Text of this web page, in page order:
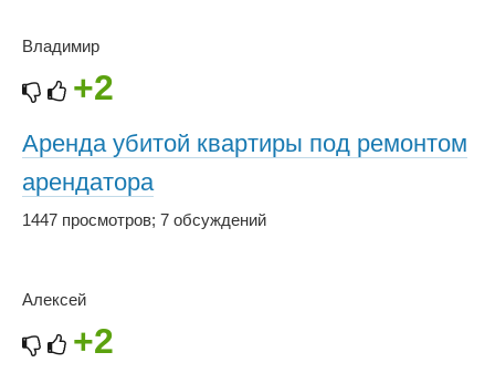
Владимир
+2
Аренда убитой квартиры под ремонтом
арендатора
1447 просмотров; 7 обсуждений
Алексей
+2